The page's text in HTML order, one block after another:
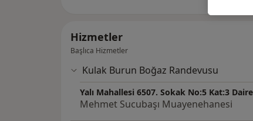
Hizmetler
Başlıca Hizmetler
Kulak Burun Boğaz Randevusu
Yalı Mahallesi 6507. Sokak No:5 Kat:3
Mehmet Sucubaşı Muayenehanesi